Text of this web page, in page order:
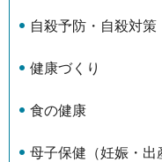
自殺予防・自殺対策
健康づくり
食の健康
母子保健（妊娠・出